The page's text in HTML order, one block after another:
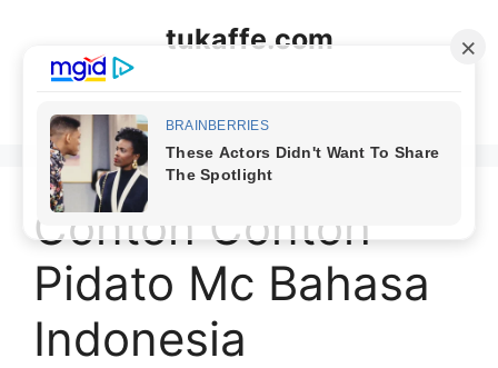
tukaffe.com
Contoh Contoh
Pidato Mc Bahasa
Indonesia